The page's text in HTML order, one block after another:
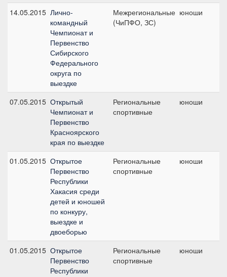
14.05.2015 Лично-
командный
Чемпионат и
Первенство
Сибирского
Федерального
округа по
выездке
Межрегиональные
(ЧиПФО, ЗС)
юноши
07.05.2015 Открытый
Чемпионат и
Первенство
Красноярского
края по выездке
Региональные
спортивные
юноши
01.05.2015 Открытое
Первенство
Республики
Хакасия среди
детей и юношей
по конкуру,
выездке и
двоеборью
Региональные
спортивные
юноши
01.05.2015 Открытое
Первенство
Республики
Региональные
спортивные
юноши